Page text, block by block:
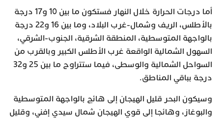
أما درجات الحرارة خلال النهار فستكون ما بين 10 و17 درجة
بالأطلس، الريف وشمال-غرب البلاد، وما بين 16 و22 درجة
بالواجهة المتوسطية، المنطقة الشرقية، الجنوب-الشرقي،
السهول الشمالية الواقعة غرب الأطلس الكبير وبالقرب من
السواحل الشمالية والوسطى، فيما ستتراوح ما بين 25 و32
درجة بباقي المناطق.
وسيكون البحر قليل الهيجان إلى هائج بالواجهة المتوسطية
والبوغاز، وهائجا إلى قوي الهيجان شمال سيدي إفني، وقليل